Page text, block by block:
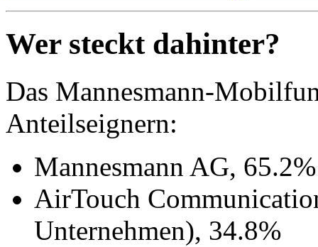
Wer steckt dahinter?
Das Mannesmann-
Anteilseignern:
Mannesmann AG, 65.2%
AirTouch
Unternehmen), 34.8%